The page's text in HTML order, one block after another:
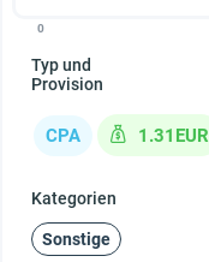
0
Typ und
Provision
CPA 1.31EUR
Kategorien
Sonstige